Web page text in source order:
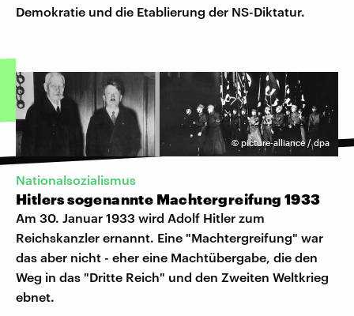
Demokratie und die Etablierung der NS-Diktatur.
©picture-alliance / dpa
Nationalsozialismus
Hitlers sogenannte Machtergreifung 1933
Am 30. Januar 1933 wird Adolf Hitler zum
Reichskanzler ernannt. Eine "Machtergreifung" war
das aber nicht - eher eine Machtübergabe, die den
Weg in das "Dritte Reich" und den Zweiten Weltkrieg
ebnet.